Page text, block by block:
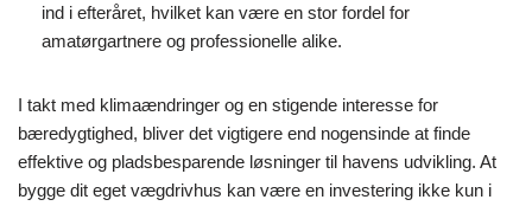
ind i efteråret, hvilket kan være en stor fordel for
amatørgartnere og professionelle alike.
I takt med klimaændringer og en stigende interesse for
bæredygtighed, bliver det vigtigere end nogensinde at finde
effektive og pladsbesparende løsninger til havens udvikling. At
bygge dit eget vægdrivhus kan være en investering ikke kun i